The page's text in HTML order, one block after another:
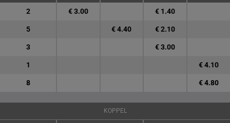
2 € 3.00 € 1.40
5 € 4.40 € 2.10
3 € 3.00
1 € 4.10
8 € 4.80
KOPPEL